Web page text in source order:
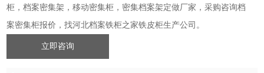
柜，档案密集架，移动密集柜，密集档案架定做厂家，采购咨询档
案密集柜报价，找河北档案铁柜之家铁皮柜生产公司。
立即咨询